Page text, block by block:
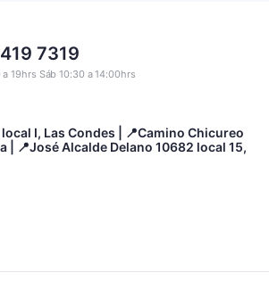
7319
a 19hrs Sáb 10:30 a 14:00hrs
local I, Las Condes | 📍Camino Chicureo
| 📍José Alcalde Delano 10682 local 15,